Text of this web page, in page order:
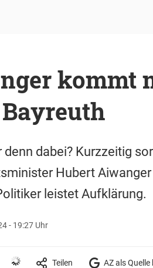
kommt
denn dabei? Kurzzeitig
Hubert
leistet Aufklärung.
- 19:27 Uhr
Teilen AZ als